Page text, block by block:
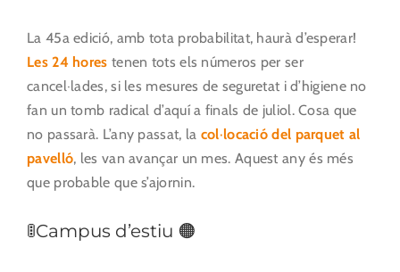
La 45a edició, amb tota probabilitat, haurà d’esperar!
Les 24 hores tenen tots els números per ser
cancel·lades, si les mesures de seguretat i d’higiene no
fan un tomb radical d’aquí a finals de juliol. Cosa que
no passarà. L’any passat, la col·locació del parquet al
pavelló, les van avançar un mes. Aquest any és més
que probable que s’ajornin.
🚦Campus d’estiu 🟠